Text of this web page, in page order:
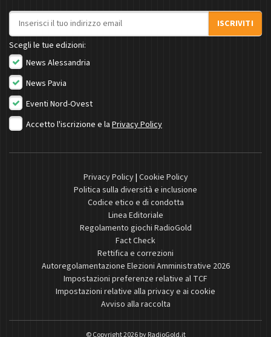
Indirizzo email
ISCRIVITI
Scegli le tue edizioni:
News Alessandria
News Pavia
Eventi Nord-Ovest
Accetto l'iscrizione e la Privacy Policy
Privacy Policy| Cookie Policy
Politica sulla diversità e inclusione
Codice etico e di condotta
Linea Editoriale
Regolamento giochi RadioGold
Fact Check
Rettifica e correzioni
Autoregolamentazione Elezioni Amministrative 2026
Impostazioni preferenze relative al TCF
Impostazioni relative alla privacy e ai cookie
Avviso alla raccolta
© Copyright 2026 byRadioGold.it